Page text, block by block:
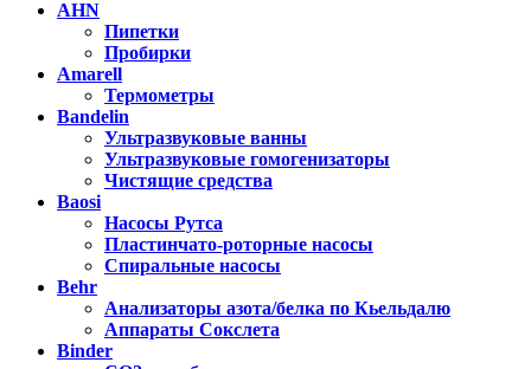
AHN
Пипетки
Пробирки
Amarell
Термометры
Bandelin
Ультразвуковые ванны
Ультразвуковые гомогенизаторы
Чистящие средства
Baosi
Насосы Рутса
Пластинчато-роторные насосы
Спиральные насосы
Behr
Анализаторы азота/белка по Кьельдалю
Аппараты Сокслета
Binder